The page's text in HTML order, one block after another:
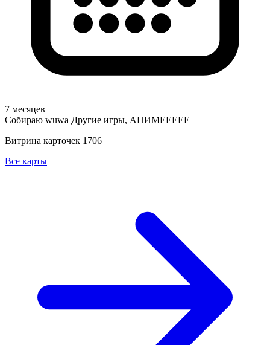
7 месяцев
Собираю wuwa Другие игры, АНИМЕЕЕЕЕ
Витрина карточек 1706
Все карты